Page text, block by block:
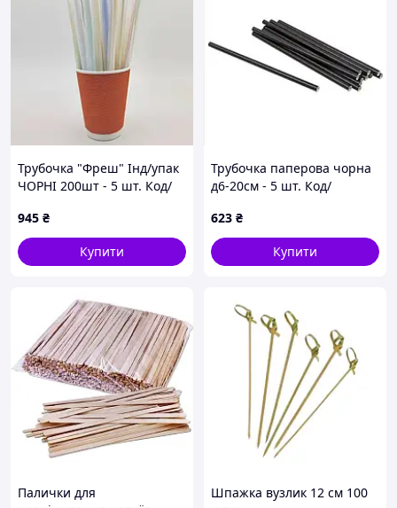
Трубочка "Фреш" Інд/упак
ЧОРНІ 200шт - 5 шт. Код/
945 ₴
Купити
Трубочка паперова чорна
д6-20см - 5 шт. Код/
623 ₴
Купити
Палички для
Шпажка вузлик 12 см 100